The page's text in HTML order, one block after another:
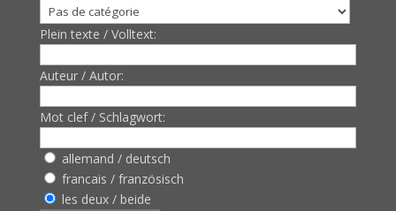
Plein texte / Volltext:
Auteur / Autor:
Mot clef / Schlagwort:
allemand / deutsch
francais / französisch
les deux / beide